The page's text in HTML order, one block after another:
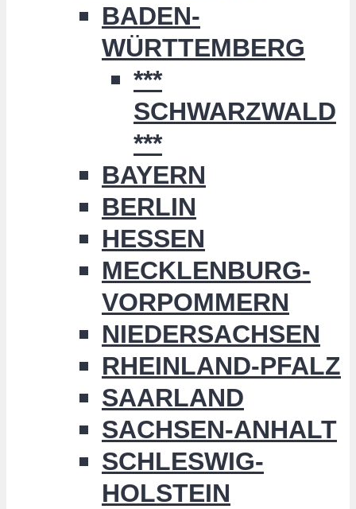
BADEN-
WÜRTTEMBERG
***
SCHWARZWALD
***
BAYERN
BERLIN
HESSEN
MECKLENBURG-
VORPOMMERN
NIEDERSACHSEN
RHEINLAND-PFALZ
SAARLAND
SACHSEN-ANHALT
SCHLESWIG-
HOLSTEIN